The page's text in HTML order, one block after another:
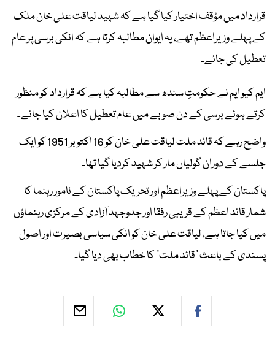
قرارداد میں مؤقف اختیار کیا گیا ہے کہ شہید لیاقت علی خان ملک
کے پہلے وزیراعظم تھے، یہ ایوان مطالبہ کرتا ہے کہ انکی برسی پر عام
تعطیل کی جائے۔
ایم کیو ایم نے حکومتِ سندھ سے مطالبہ کیا ہے کہ قرارداد کو منظور
کرتے ہوئے برسی کے دن صوبے میں عام تعطیل کا اعلان کیا جائے۔
واضح رہے کہ قائد ملت لیاقت علی خان کو 16 اکتوبر 1951 کو ایک
جلسے کے دوران گولیاں مار کر شہید کردیا گیا تھا۔
پاکستان کے پہلے وزیراعظم اور تحریک پاکستان کے نامور رہنما کا
شمار قائد اعظم کے قریبی رفقا اور جدوجہد آزادی کے مرکزی رہنماؤں
میں کیا جاتا ہے، لیاقت علی خان کو انکی سیاسی بصیرت اور اصول
پسندی کے باعث "قائد ملت" کا خطاب بھی دیا گیا۔